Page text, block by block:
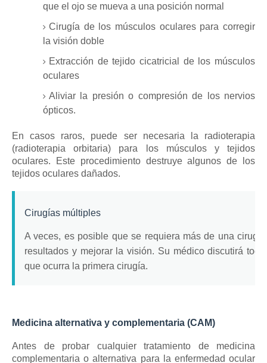
que el ojo se mueva a una posición normal
Cirugía de los músculos oculares para corregir
la visión doble
Extracción de tejido cicatricial de los músculos
oculares
Aliviar la presión o compresión de los nervios
ópticos.
En casos raros, puede ser necesaria la radioterapia
(radioterapia orbitaria) para los músculos y tejidos
oculares.
Este procedimiento destruye algunos de los
tejidos oculares dañados.
Cirugías múltiples
A veces, es posible que se requiera más de una
resultados y mejorar la visión. Su médico discutirá
que ocurra la primera cirugía.
Medicina alternativa y complementaria (CAM)
Antes de probar cualquier tratamiento de medicina
complementaria o alternativa para la enfermedad ocular